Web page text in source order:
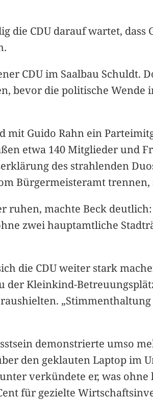
die CDU darauf wartet,
CDU im Saalbau Schuldt.
bevor die politische
mit Guido Rahn ein
etwa 140 Mitglieder und
des strahlenden
Bürgermeisteramt
machte Beck
zwei hauptamtliche
die CDU weiter stark
Kleinkind-
demonstrierte umso
den geklauten Laptop im
verkündete er, was
für gezielte